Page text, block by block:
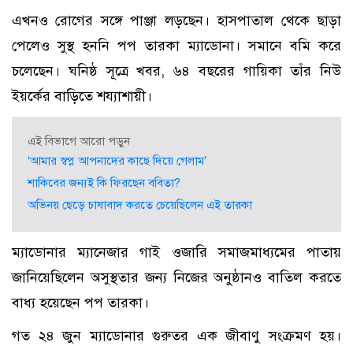
এখনও রোগের সঙ্গে পাঞ্জা লড়ছেন। হাসপাতাল থেকে ছাড়া
পেলেও সুস্থ হননি পপ তারকা ম্যাডোনা। সমানে বমি করে
চলেছেন। ঘনিষ্ঠ সূত্রে খবর, ৬৪ বছরের গায়িকা তাঁর নিউ
ইয়র্কের বাড়িতে শয্যাশায়ী।
এই বিভাগে আরো পড়ুন
‘আমার স্বপ্ন আপনাদের কাছে দিয়ে গেলাম’
শাকিবের জন্যই কি ফিরছেন ববিতা?
অভিনয় ছেড়ে চাষাবাদ করতে চেয়েছিলেন এই তারকা
ম্যাডোনার ম্যানেজার গাই ওজারি সমাজমাধ্যমের পাতায়
জানিয়েছিলেন অসুস্থতার জন্য নিজের অনুষ্ঠানও বাতিল করতে
বাধ্য হয়েছেন পপ তারকা।
গত ২৪ জুন ম্যাডোনার গুরুতর এক জীবাণু সংক্রমণ হয়।